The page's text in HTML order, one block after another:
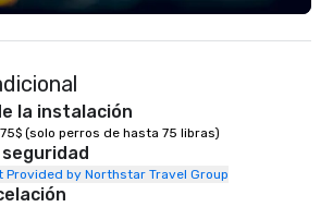
with new skills
parties,
rehearsal
client
virtual team
everything
to
seniority, and
la instalación
(solo perros de hasta 75 libras)
Provided by Northstar Travel Group